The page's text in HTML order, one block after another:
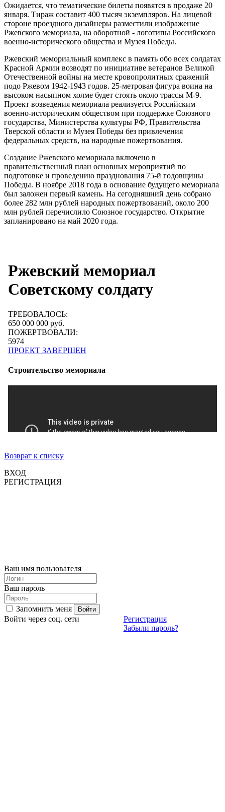
Ожидается, что тематические билеты появятся в продаже 20
января. Тираж составит 400 тысяч экземпляров. На лицевой
стороне проездного дизайнеры разместили изображение
Ржевского мемориала, на оборотной - логотипы Российского
военно-исторического общества и Музея Победы.
Ржевский мемориальный комплекс в память обо всех солдатах
Красной Армии возводят по инициативе ветеранов Великой
Отечественной войны на месте кровопролитных сражений
подо Ржевом 1942-1943 годов. 25-метровая фигура воина на
высоком насыпном холме будет стоять около трассы М-9.
Проект возведения мемориала реализуется Российским
военно-историческим обществом при поддержке Союзного
государства, Министерства культуры РФ, Правительства
Тверской области и Музея Победы без привлечения
федеральных средств, на народные пожертвования.
Создание Ржевского мемориала включено в
правительственный план основных мероприятий по
подготовке и проведению празднования 75-й годовщины
Победы. В ноябре 2018 года в основание будущего мемориала
был заложен первый камень. На сегодняшний день собрано
более 282 млн рублей народных пожертвований, около 200
млн рублей перечислило Союзное государство. Открытие
запланировано на май 2020 года.
Возврат к списку
ВХОД
РЕГИСТРАЦИЯ
Ваш имя пользователя
Ваш пароль
Запомнить меня
Регистрация
Забыли пароль?
Войти через соц. сети